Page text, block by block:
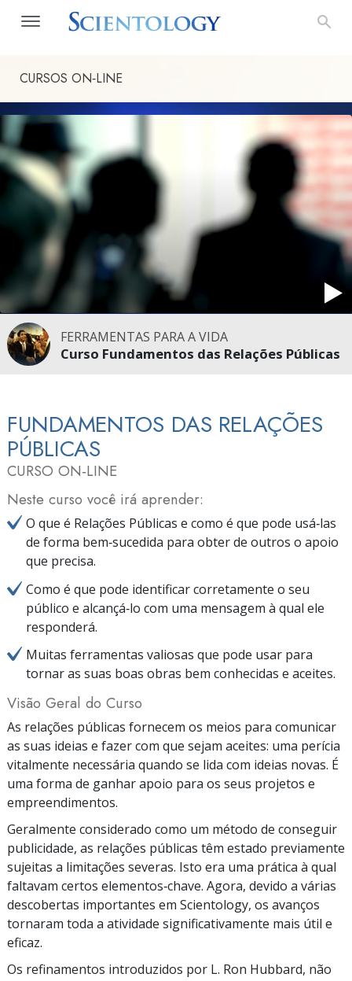
CURSOS ON‑LINE
FERRAMENTAS PARA A VIDA
Curso Fundamentos das Relações Públicas
FUNDAMENTOS DAS RELAÇÕES
PÚBLICAS
CURSO ON‑LINE
Neste curso você irá aprender:
O que é Relações Públicas e como é que pode usá‑las
de forma bem‑sucedida para obter de outros o apoio
que precisa.
Como é que pode identificar corretamente o seu
público e alcançá‑lo com uma mensagem à qual ele
responderá.
Muitas ferramentas valiosas que pode usar para
tornar as suas boas obras bem conhecidas e aceites.
Visão Geral do Curso
As relações públicas fornecem os meios para comunicar
as suas ideias e fazer com que sejam aceites: uma perícia
vitalmente necessária quando se lida com ideias novas. É
uma forma de ganhar apoio para os seus projetos e
empreendimentos.
Geralmente considerado como um método de conseguir
publicidade, as relações públicas têm estado previamente
sujeitas a limitações severas. Isto era uma prática à qual
faltavam certos elementos‑chave. Agora, devido a várias
descobertas importantes em Scientology, os avanços
tornaram toda a atividade significativamente mais útil e
eficaz.
Os refinamentos introduzidos por L. Ron Hubbard, não